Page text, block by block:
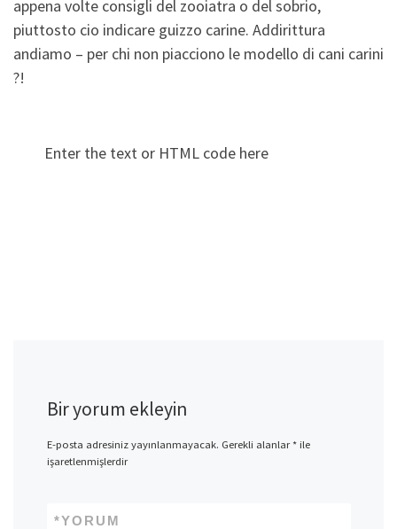
appena volte consigli del zooiatra o del sobrio,
piuttosto cio indicare guizzo carine. Addirittura
andiamo – per chi non piacciono le modello di cani carini
?!
Enter the text or HTML code here
Bir yorum ekleyin
E-posta adresiniz yayınlanmayacak. Gerekli alanlar*ile
işaretlenmişlerdir
YORUM
*